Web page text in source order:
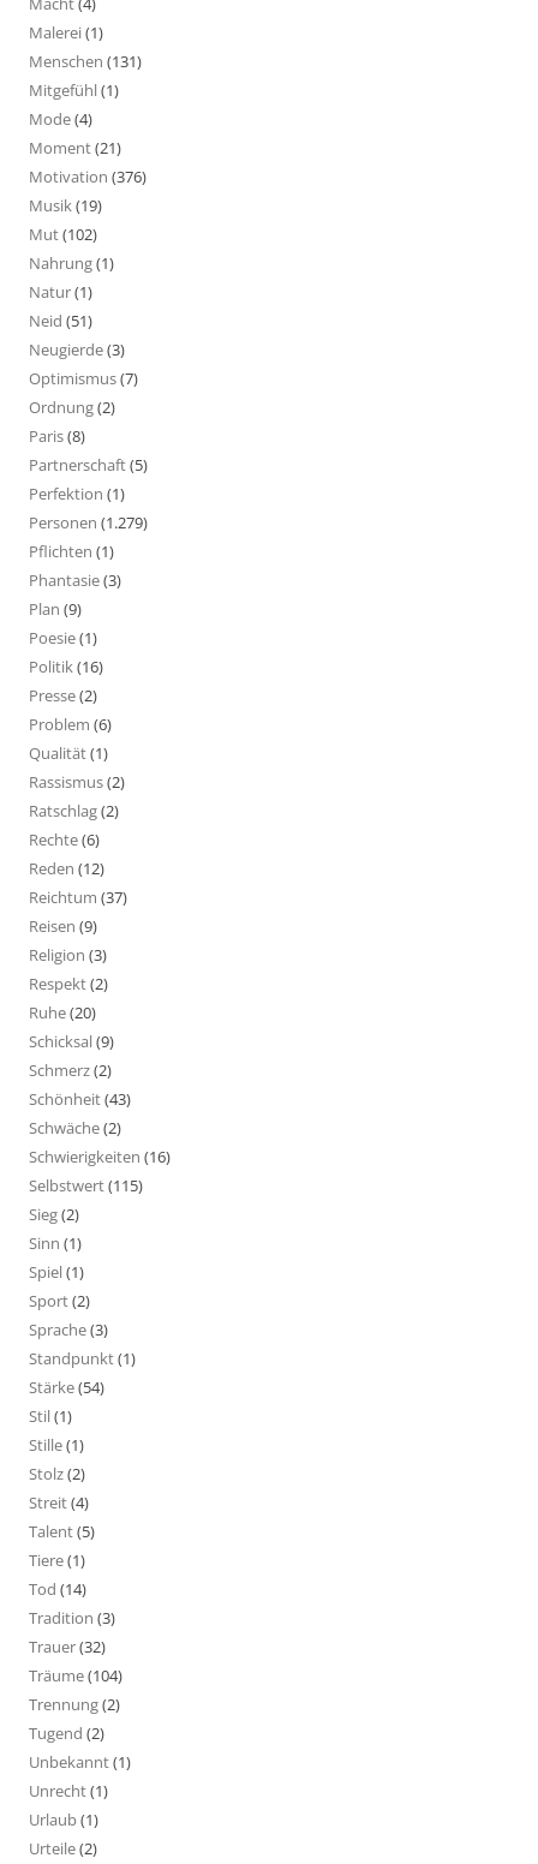
Malerei(1)
Menschen (131)
Mitgefühl(1)
Mode(4)
Moment(21)
Motivation (376)
Musik(19)
Mut(102)
Nahrung(1)
Natur(1)
Neid (51)
Neugierde(3)
Optimismus(7)
Ordnung(2)
Paris(8)
Partnerschaft(5)
Perfektion (1)
Personen (1.279)
Pflichten (1)
Phantasie(3)
Plan (9)
Poesie(1)
Politik(16)
Presse(2)
Problem (6)
Qualität(1)
Rassismus(2)
Ratschlag(2)
Rechte(6)
Reden (12)
Reichtum (37)
Reisen (9)
Religion (3)
Respekt(2)
Ruhe(20)
Schicksal(9)
Schmerz(2)
Schönheit(43)
Schwäche(2)
Schwierigkeiten (16)
Selbstwert(115)
Sieg(2)
Sinn (1)
Spiel(1)
Sport(2)
Sprache(3)
Standpunkt(1)
Stärke(54)
Stil(1)
Stille(1)
Stolz(2)
Streit(4)
Talent(5)
Tiere(1)
Tod (14)
Tradition (3)
Trauer(32)
Träume(104)
Trennung(2)
Tugend (2)
Unbekannt(1)
Unrecht(1)
Urlaub(1)
Urteile(2)